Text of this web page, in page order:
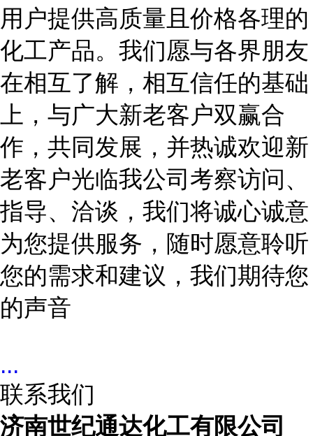
用户提供高质量且价格各理的
化工产品。我们愿与各界朋友
在相互了解，相互信任的基础
上，与广大新老客户双赢合
作，共同发展 ， 并热诚欢迎新
老客户光临我公司考察访问、
指导、洽谈，我们将诚心诚意
为您提供服务，随时愿意聆听
您的需求和建议，我们期待您
的声音
...
联系我们
济南世纪通达化工有限公司